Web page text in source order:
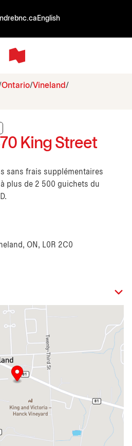
bnc.ca English
Ontario Vineland
King Street
sans frais supplémentaires
plus de 2 500 guichets du
ON, L0R 2C0